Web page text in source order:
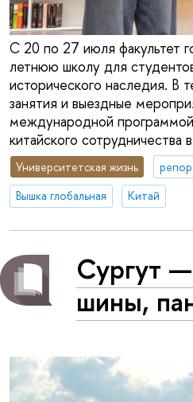
С 20 по 27 июля факультет
летнюю школу для
исторического наследия. В
занятия и выездные
международной программой
китайского сотрудничества
Университетская жизнь
Вышка глобальная
Китай
Сургут
шины,